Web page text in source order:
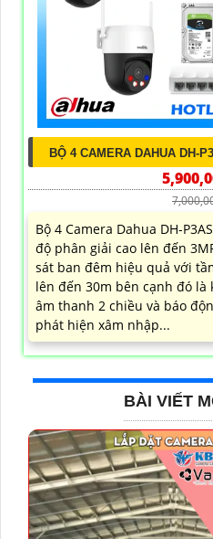
BỘ 4 CAMERA DAHUA DH-
Bộ 4 Camera Dahua DH-
độ phân giải cao lên đến
sát ban đêm hiệu quả với
lên đến 30m bên cạnh đó
âm thanh 2 chiều và báo
phát hiện xâm nhập...
BÀI VIẾT